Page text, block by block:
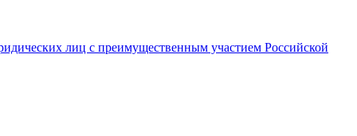
лиц с преимущественным участием Российской